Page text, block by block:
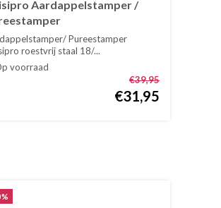
Aardappelstamper /
Pureestamper
roestvrij staal 18/...
voorraad
€39,95
€31,95